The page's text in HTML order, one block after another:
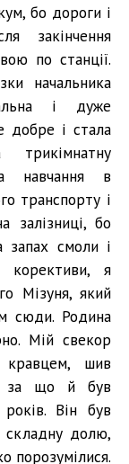
бо дороги і
закінчення
по станції.
начальника
і дуже
добре і стала
трикімнатну
навчання в
транспорту і
залізниці, бо
смоли і
корективи, я
Мізуня, який
сюди. Родина
Мій свекор
шив
за що й був
Він був
складну долю,
порозумілися.